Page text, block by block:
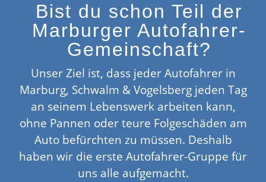
Bist du schon Teil der
Marburger Autofahrer-
Gemeinschaft?
Unser Ziel ist, dass jeder Autofahrer in
Marburg, Schwalm & Vogelsberg jeden Tag
an seinem Lebenswerk arbeiten kann,
ohne Pannen oder teure Folgeschäden am
Auto befürchten zu müssen. Deshalb
haben wir die erste Autofahrer-Gruppe für
uns alle aufgemacht.